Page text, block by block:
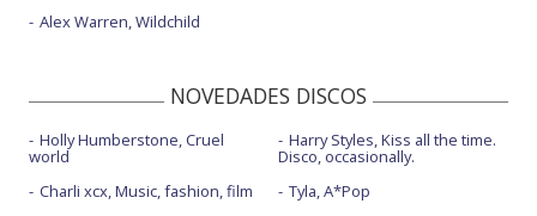
Alex Warren, Wildchild
NOVEDADES DISCOS
Holly Humberstone, Cruel
world
Charli xcx, Music, fashion, film
Harry Styles, Kiss all the time.
Disco, occasionally.
Tyla, A*Pop